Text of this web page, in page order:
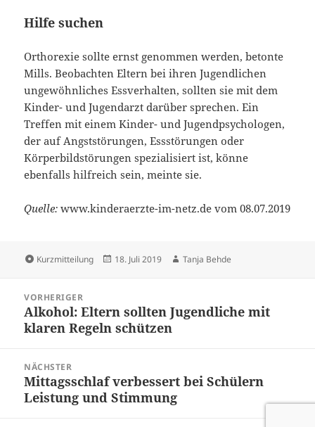
Hilfe suchen
Orthorexie sollte ernst genommen werden, betonte
Mills. Beobachten Eltern bei ihren Jugendlichen
ungewöhnliches Essverhalten, sollten sie mit dem
Kinder- und Jugendarzt darüber sprechen. Ein
Treffen mit einem Kinder- und Jugendpsychologen,
der auf Angststörungen, Essstörungen oder
Körperbildstörungen spezialisiert ist, könne
ebenfalls hilfreich sein, meinte sie.
Quelle:www.kinderaerzte-im-netz.de vom 08.07.2019
Format
Kurzmitteilung
Veröffentlicht
18. Juli 2019 Autor
Tanja Behde
VORHERIGER
Vorheriger
Beitrag:
Alkohol: Eltern sollten Jugendliche mit
klaren Regeln schützen
NÄCHSTER
Nächster
Beitrag:
Mittagsschlaf verbessert bei Schülern
Leistung und Stimmung